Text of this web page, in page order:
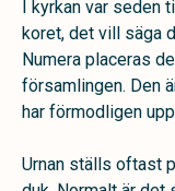
I kyrkan var seden
koret, det vill säga
Numera placeras
församlingen. Den
har förmodligen
Urnan ställs oftast